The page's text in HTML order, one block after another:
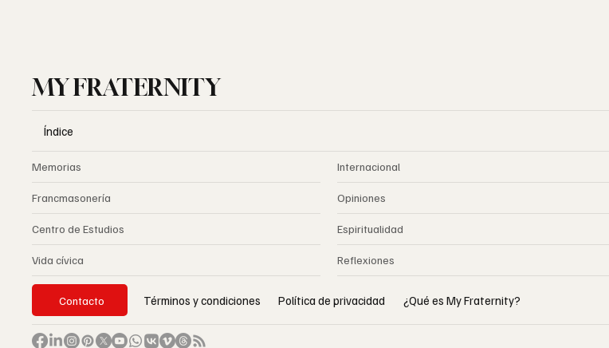
MY FRATERNITY
Índice
Memorias
Francmasonería
Centro de Estudios
Vida cívica
Internacional
Opiniones
Espiritualidad
Reflexiones
Contacto Términos y condiciones Política de privacidad ¿Qué es My Fraternity?